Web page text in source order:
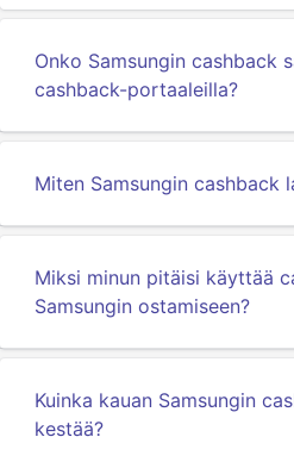
Onko Samsungin cashback
cashback-portaaleilla?
Miten Samsungin cashback
Miksi minun pitäisi käyttää
Samsungin ostamiseen?
Kuinka kauan Samsungin
kestää?